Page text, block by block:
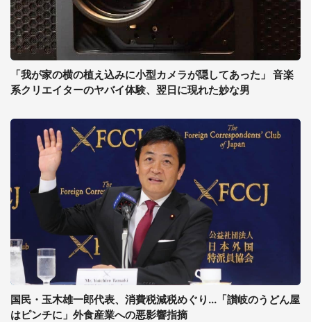
「我が家の横の植え込みに小型カメラが隠してあった」 音楽
系クリエイターのヤバイ体験、翌日に現れた妙な男
国民・玉木雄一郎代表、消費税減税めぐり...「讃岐のうどん屋
はピンチに」外食産業への悪影響指摘